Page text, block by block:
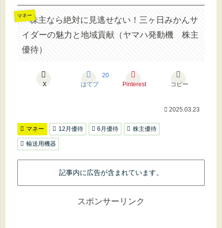
マネー
X はてブ
20
Pinterest
コピー
2025.03.23
マネー 12月優待 6月優待 株主優待
輸送用機器
記事内に広告が含まれています。
スポンサーリンク